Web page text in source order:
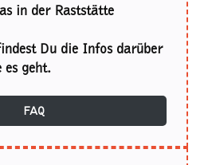
in der Raststätte
Du die Infos darüber
es geht.
FAQ